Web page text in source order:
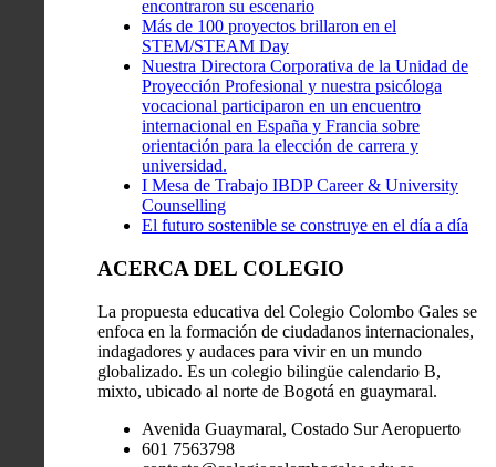
encontraron su escenario
Más de 100 proyectos brillaron en el
STEM/STEAM Day
Nuestra Directora Corporativa de la Unidad de
Proyección Profesional y nuestra psicóloga
vocacional participaron en un encuentro
internacional en España y Francia sobre
orientación para la elección de carrera y
universidad.
I Mesa de Trabajo IBDP Career & University
Counselling
El futuro sostenible se construye en el día a día
ACERCA DEL COLEGIO
La propuesta educativa del Colegio Colombo Gales se
enfoca en la formación de ciudadanos internacionales,
indagadores y audaces para vivir en un mundo
globalizado. Es un colegio bilingüe calendario B,
mixto, ubicado al norte de Bogotá en guaymaral.
Avenida Guaymaral, Costado Sur Aeropuerto
601 7563798